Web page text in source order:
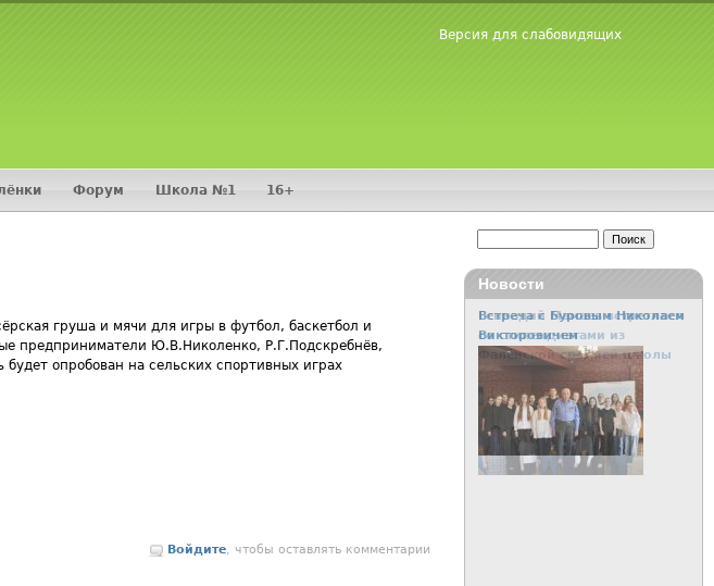
Версия для слабовидящих
груша и мячи для игры в футбол, баскетбол и
предприниматели Ю.В.Николенко, Р.Г.Подскребнёв,
опробован на сельских спортивных играх
Войдите, чтобы оставлять комментарии
Форум Школа №1 16+
Новости
Встреча с Буровым Николаем
Викторовичем